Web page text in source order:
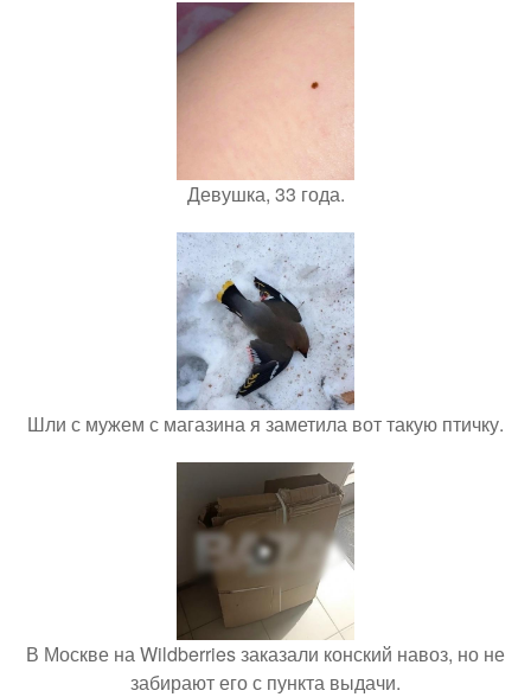
Девушка, 33 года.
Шли с мужем с магазина я заметила вот такую птичку.
В Москве на Wildberries заказали конский навоз, но не
забирают его с пункта выдачи.